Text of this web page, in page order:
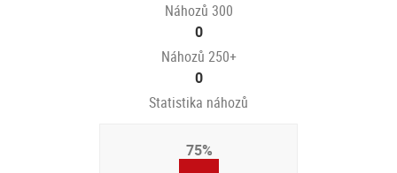
Náhozů 300
0
Náhozů 250+
0
Statistika náhozů
75%